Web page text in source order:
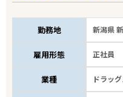
勤務地 新潟県
雇用形態 正社員
業種 ドラッ